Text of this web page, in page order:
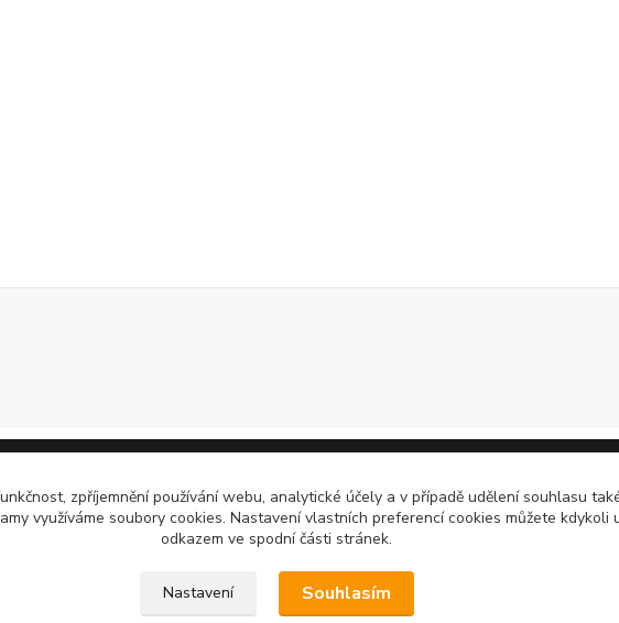
zpříjemnění používání webu, analytické účely a v případě udělení souhlasu
využíváme soubory cookies. Nastavení vlastních preferencí cookies můžete kdykoli
odkazem ve spodní části stránek.
Nastavení Souhlasím